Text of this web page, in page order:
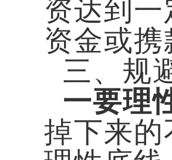
资达到
资金或
三、规
一要理
掉下来的